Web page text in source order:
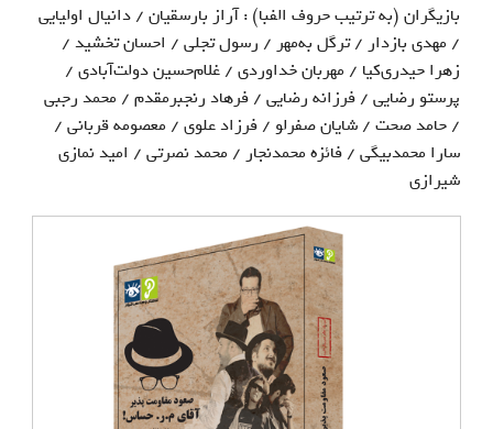
بازیگران (به ترتیب حروف الفبا) : آراز بارسقیان / دانیال اولیایی
/ مهدی بازدار / ترگل به‌مهر / رسول تجلی / احسان تخشید /
زهرا حیدری‌کیا / مهربان خداوردی / غلام‌حسین دولت‌آبادی /
پرستو رضایی / فرزانه رضایی / فرهاد رنجبرمقدم / محمد رجبی
/ حامد صحت / شایان صفرلو / فرزاد علوی / معصومه قربانی /
سارا محمدبیگی / فائزه محمدنجار / محمد نصرتی / امید نمازی
شیرازی